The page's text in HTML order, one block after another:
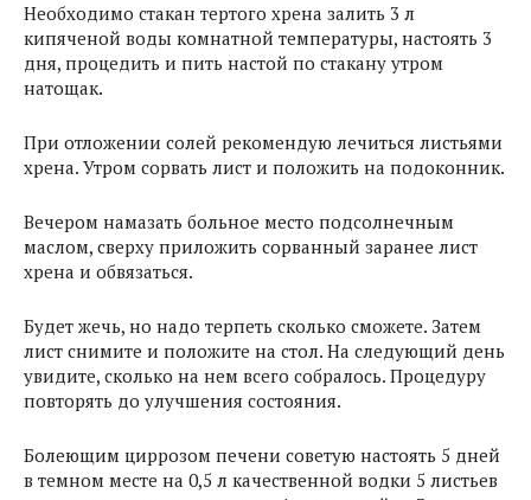
Необходимо стакан тертого хрена залить 3 л
кипяченой воды комнатной температуры, настоять 3
дня, процедить и пить настой по стакану утром
натощак.
При отложении солей рекомендую лечиться листьями
хрена. Утром сорвать лист и положить на подоконник.
Вечером намазать больное место подсолнечным
маслом, сверху приложить сорванный заранее лист
хрена и обвязаться.
Будет жечь, но надо терпеть сколько сможете. Затем
лист снимите и положите на стол. На следующий день
увидите, сколько на нем всего собралось. Процедуру
повторять до улучшения состояния.
Болеющим циррозом печени советую настоять 5 дней
в темном месте на 0,5 л качественной водки 5 листьев